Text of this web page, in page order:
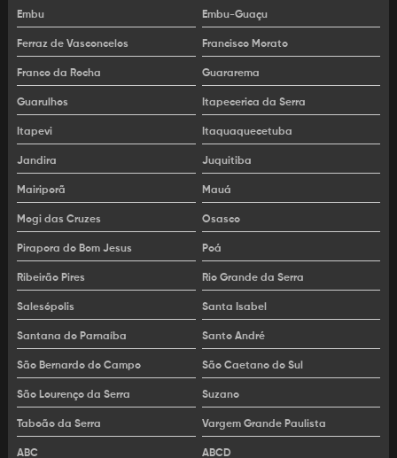
Locação de plataforma tesoura
Locação de PTA
Plataforma elevatória aluguel
Embu Embu-Guaçu
Ferraz de Vasconcelos Francisco Morato
Franco da Rocha Guararema
Guarulhos Itapecerica da Serra
Itapevi Itaquaquecetuba
Jandira Juquitiba
Mairiporã Mauá
Mogi das Cruzes Osasco
Pirapora do Bom Jesus Poá
Ribeirão Pires Rio Grande da Serra
Salesópolis Santa Isabel
Santana do Parnaíba Santo André
São Bernardo do Campo São Caetano do Sul
São Lourenço da Serra Suzano
Taboão da Serra Vargem Grande Paulista
ABC ABCD